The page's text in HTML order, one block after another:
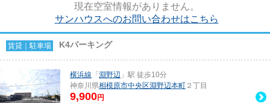
現在空室情報がありません。
サンハウスへのお問い合わせはこちら
賃貸｜駐車場 K4パーキング
横浜線 「 淵野辺 」駅 徒歩10分
神奈川県相模原市中央区淵野辺本町 ２丁目
9,900円